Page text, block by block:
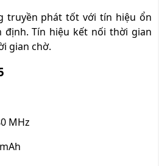
truyền phát tốt với tín hiệu ổn
Tín hiệu kết nối thời gian
gian chờ.
MHz